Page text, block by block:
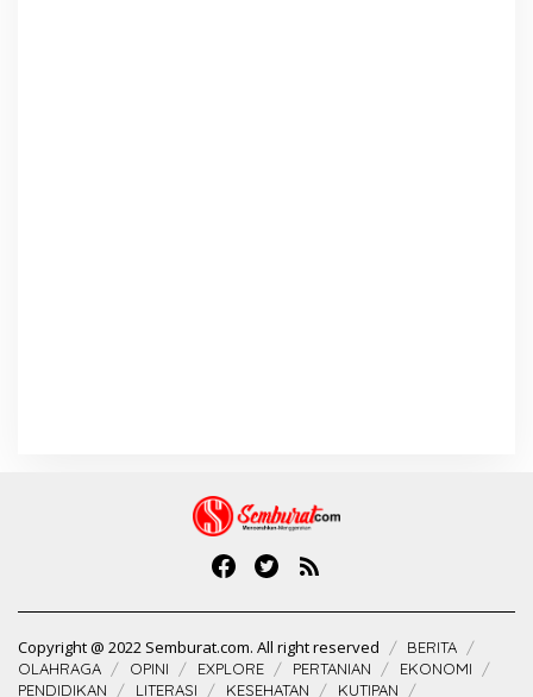
Copyright @ 2022 Semburat.com. All right reserved
BERITA
OLAHRAGA
OPINI EXPLORE PERTANIAN
EKONOMI
PENDIDIKAN
LITERASI KESEHATAN KUTIPAN